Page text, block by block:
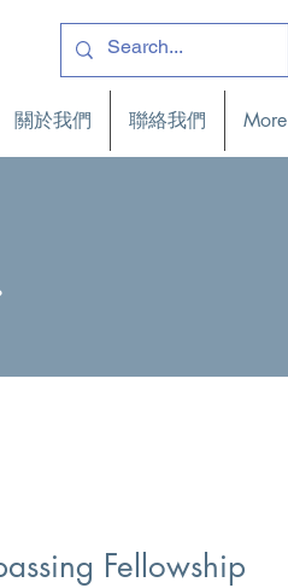
關於我們 聯絡我們 More
Fellowship